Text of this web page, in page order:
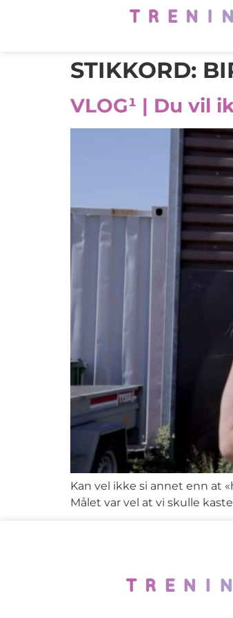
STIKKORD:
VLOG¹ | Du vil
Kan vel ikke si annet enn at
Målet var vel at vi skulle